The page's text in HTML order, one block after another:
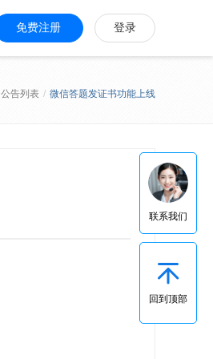
免费注册 登录
公告列表 / 微信答题发证书功能上线
联系我们
回到顶部